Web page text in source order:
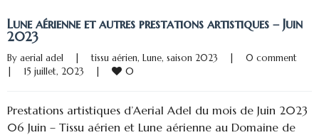
Lune aérienne et autres prestations artistiques – Juin
2023
By aerial adel tissu aérien, Lune, saison 2023
0 comment
15 juillet, 2023 0
Prestations artistiques d’Aerial Adel du mois de Juin 2023
06 Juin – Tissu aérien et Lune aérienne au Domaine de